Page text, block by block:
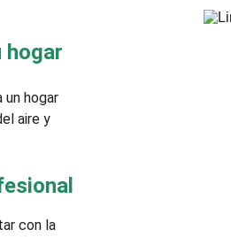
hogar
un hogar
aire y
con la